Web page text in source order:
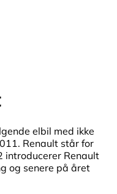
elbil med ikke
Renault står for
introducerer Renault
og senere på året